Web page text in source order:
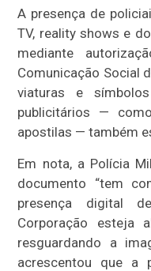
A presença de
TV, reality shows e
mediante
Comunicação Social
viaturas e
publicitários —
apostilas — também
Em nota, a Polícia
documento “tem
presença digital
Corporação esteja
resguardando a
acrescentou que a